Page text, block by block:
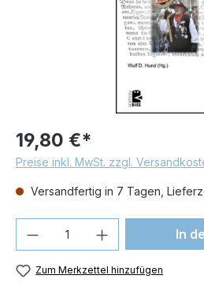
19,80 €*
Preise inkl. MwSt. zzgl.
Versandfertig in 7 Tagen,
Produkt Anzahl: Gib
In
Zum Merkzettel hinzufügen